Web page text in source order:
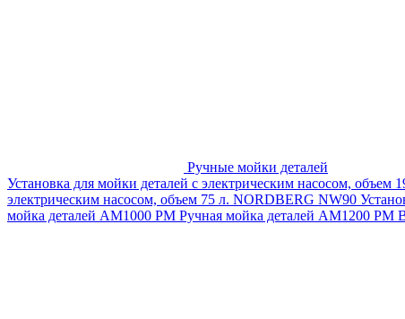
Ручные мойки деталей
Установка для мойки деталей с электрическим насосом, объем
электрическим насосом, объем 75 л. NORDBERG NW90
мойка деталей АМ1000 РМ Ручная мойка деталей АМ1200 РМ